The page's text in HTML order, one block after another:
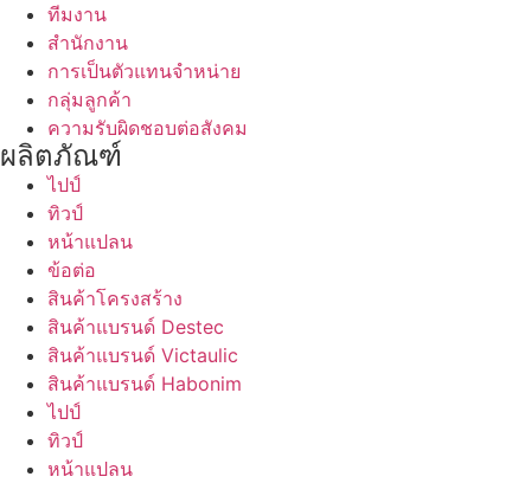
ทีมงาน
สำนักงาน
การเป็นตัวแทนจำหน่าย
กลุ่มลูกค้า
ความรับผิดชอบต่อสังคม
ผลิตภัณฑ์
ไปป์
ทิวป์
หน้าแปลน
ข้อต่อ
สินค้าโครงสร้าง
สินค้าแบรนด์ Destec
สินค้าแบรนด์ Victaulic
สินค้าแบรนด์ Habonim
ไปป์
ทิวป์
หน้าแปลน